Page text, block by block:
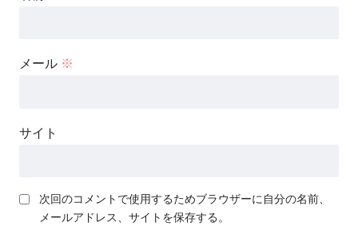
メール ※
サイト
次回のコメントで使用するためブラウザーに自分の名前、
メールアドレス、サイトを保存する。